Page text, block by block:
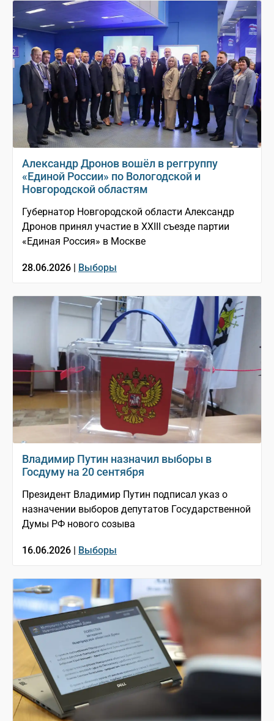
Александр Дронов вошёл в реггруппу
«Единой России» по Вологодской и
Новгородской областям
Губернатор Новгородской области Александр
Дронов принял участие в XXIII съезде партии
«Единая Россия» в Москве
28.06.2026 | Выборы
Владимир Путин назначил выборы в
Госдуму на 20 сентября
Президент Владимир Путин подписал указ о
назначении выборов депутатов Государственной
Думы РФ нового созыва
16.06.2026 | Выборы